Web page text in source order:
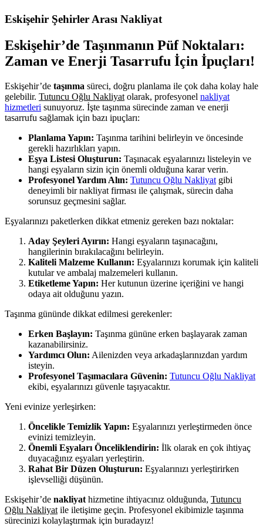
Eskişehir Şehirler Arası Nakliyat
Eskişehir’de Taşınmanın Püf Noktaları:
Zaman ve Enerji Tasarrufu İçin İpuçları!
Eskişehir’de taşınma süreci, doğru planlama ile çok daha kolay hale
gelebilir. Tutuncu Oğlu Nakliyat olarak, profesyonel nakliyat
hizmetleri sunuyoruz. İşte taşınma sürecinde zaman ve enerji
tasarrufu sağlamak için bazı ipuçları:
Planlama Yapın: Taşınma tarihini belirleyin ve öncesinde
gerekli hazırlıkları yapın.
Eşya Listesi Oluşturun: Taşınacak eşyalarınızı listeleyin ve
hangi eşyaların sizin için önemli olduğuna karar verin.
Profesyonel Yardım Alın: Tutuncu Oğlu Nakliyat gibi
deneyimli bir nakliyat firması ile çalışmak, sürecin daha
sorunsuz geçmesini sağlar.
Eşyalarınızı paketlerken dikkat etmeniz gereken bazı noktalar:
Aday Şeyleri Ayırın: Hangi eşyaların taşınacağını,
hangilerinin bırakılacağını belirleyin.
Kaliteli Malzeme Kullanın: Eşyalarınızı korumak için kaliteli
kutular ve ambalaj malzemeleri kullanın.
Etiketleme Yapın: Her kutunun üzerine içeriğini ve hangi
odaya ait olduğunu yazın.
Taşınma gününde dikkat edilmesi gerekenler:
Erken Başlayın: Taşınma gününe erken başlayarak zaman
kazanabilirsiniz.
Yardımcı Olun: Ailenizden veya arkadaşlarınızdan yardım
isteyin.
Profesyonel Taşımacılara Güvenin: Tutuncu Oğlu Nakliyat
ekibi, eşyalarınızı güvenle taşıyacaktır.
Yeni evinize yerleşirken:
Öncelikle Temizlik Yapın: Eşyalarınızı yerleştirmeden önce
evinizi temizleyin.
Önemli Eşyaları Önceliklendirin: İlk olarak en çok ihtiyaç
duyacağınız eşyaları yerleştirin.
Rahat Bir Düzen Oluşturun: Eşyalarınızı yerleştirirken
işlevselliği düşünün.
Eskişehir’de nakliyat hizmetine ihtiyacınız olduğunda, Tutuncu
Oğlu Nakliyat ile iletişime geçin. Profesyonel ekibimizle taşınma
sürecinizi kolaylaştırmak için buradayız!